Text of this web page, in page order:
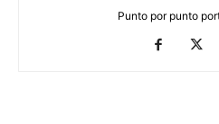
Punto por punto